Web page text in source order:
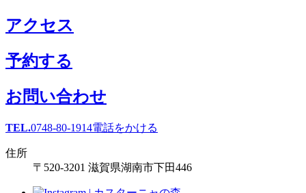
アクセス
予約する
お問い合わせ
TEL.0748-80-1914電話をかける
住所
〒520-3201 滋賀県湖南市下田446